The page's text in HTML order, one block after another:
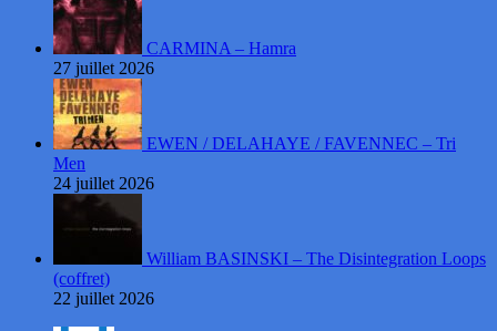
CARMINA – Hamra
27 juillet 2026
EWEN / DELAHAYE / FAVENNEC – Tri
Men
24 juillet 2026
William BASINSKI – The Disintegration Loops
(coffret)
22 juillet 2026